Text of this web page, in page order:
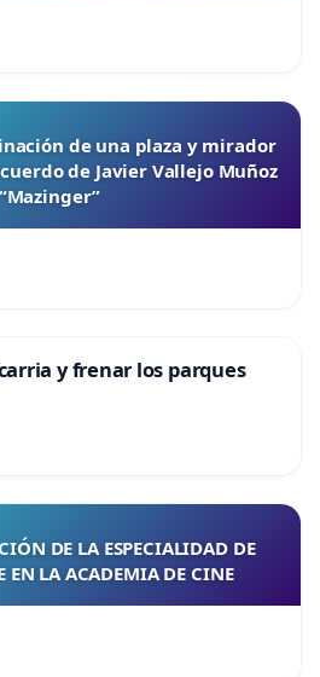
de una plaza y mirador
de Javier Vallejo Muñoz
“Mazinger”
y frenar los parques
DE LA ESPECIALIDAD DE
EN LA ACADEMIA DE CINE